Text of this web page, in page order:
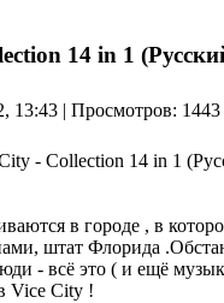
14 in 1
13:43 | Просмотров: 1443
в городе , в
штат Флорида
- всё это ( и ещё
Vice City !